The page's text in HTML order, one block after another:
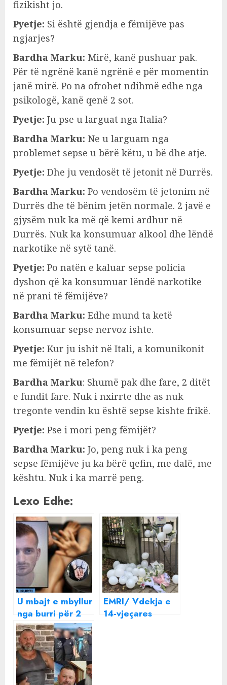
fizikisht jo.
Pyetje: Si është gjendja e fëmijëve pas
ngjarjes?
Bardha Marku: Mirë, kanë pushuar pak.
Për të ngrënë kanë ngrënë e për momentin
janë mirë. Po na ofrohet ndihmë edhe nga
psikologë, kanë qenë 2 sot.
Pyetje: Ju pse u larguat nga Italia?
Bardha Marku: Ne u larguam nga
problemet sepse u bërë këtu, u bë dhe atje.
Pyetje: Dhe ju vendosët të jetonit në Durrës.
Bardha Marku: Po vendosëm të jetonim në
Durrës dhe të bënim jetën normale. 2 javë e
gjysëm nuk ka më që kemi ardhur në
Durrës. Nuk ka konsumuar alkool dhe lëndë
narkotike në sytë tanë.
Pyetje: Po natën e kaluar sepse policia
dyshon që ka konsumuar lëndë narkotike
në prani të fëmijëve?
Bardha Marku: Edhe mund ta ketë
konsumuar sepse nervoz ishte.
Pyetje: Kur ju ishit në Itali, a komunikonit
me fëmijët në telefon?
Bardha Marku: Shumë pak dhe fare, 2 ditët
e fundit fare. Nuk i nxirrte dhe as nuk
tregonte vendin ku është sepse kishte frikë.
Pyetje: Pse i mori peng fëmijët?
Bardha Marku: Jo, peng nuk i ka peng
sepse fëmijëve ju ka bërë qefin, me dalë, me
kështu. Nuk i ka marrë peng.
Lexo Edhe:
U mbajt e mbyllur
nga burri për 2
vjet, flet nëna e
22-vjeçares: E
dhunonte pa
shkak! Kur ishte
shtatzënë…
EMRI/ Vdekja e
14-vjeçares